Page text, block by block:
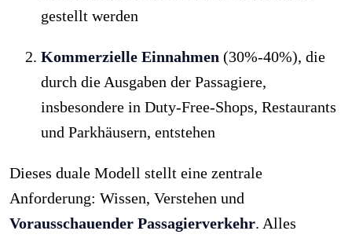
gestellt werden
Kommerzielle Einnahmen (30%-40%), die
durch die Ausgaben der Passagiere,
insbesondere in Duty-Free-Shops, Restaurants
und Parkhäusern, entstehen
Dieses duale Modell stellt eine zentrale
Anforderung: Wissen, Verstehen und
Vorausschauender Passagierverkehr. Alles